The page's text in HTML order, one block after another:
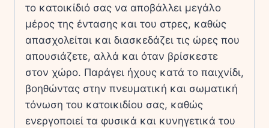
το κατοικίδιό σας να αποβάλλει μεγάλο
μέρος της έντασης και του στρες, καθώς
απασχολείται και διασκεδάζει τις ώρες που
απουσιάζετε, αλλά και όταν βρίσκεστε
στον χώρο. Παράγει ήχους κατά το παιχνίδι,
βοηθώντας στην πνευματική και σωματική
τόνωση του κατοικιδίου σας, καθώς
ενεργοποιεί τα φυσικά και κυνηγετικά του